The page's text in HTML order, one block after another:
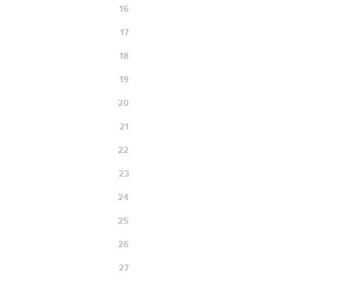
16
17
18
19
20
21
22
23
24
25
26
27